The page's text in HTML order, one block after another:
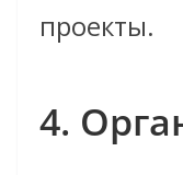
проекты.
4.